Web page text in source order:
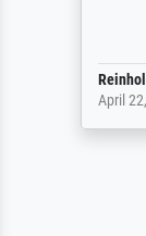
April 22,